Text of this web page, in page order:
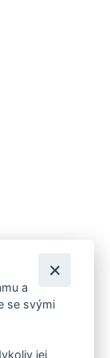
a
se svými
jej